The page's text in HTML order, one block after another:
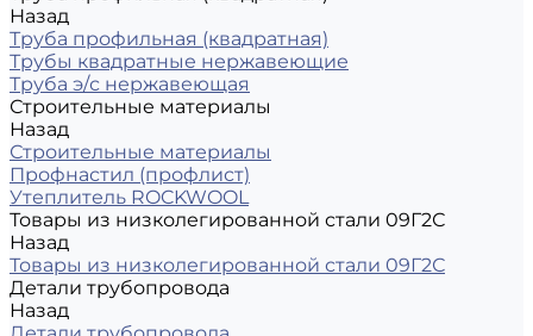
Назад
Труба профильная (квадратная)
Трубы квадратные нержавеющие
Труба э/с нержавеющая
Строительные материалы
Назад
Строительные материалы
Профнастил (профлист)
Утеплитель ROCKWOOL
Товары из низколегированной стали 09Г2С
Назад
Товары из низколегированной стали 09Г2С
Детали трубопровода
Назад